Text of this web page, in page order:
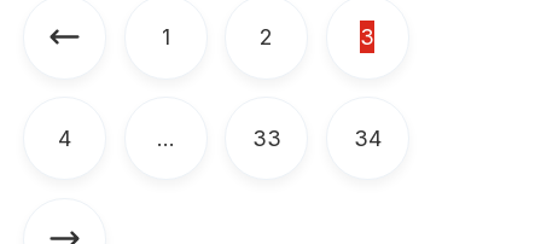
1 2 3
4 … 33 34